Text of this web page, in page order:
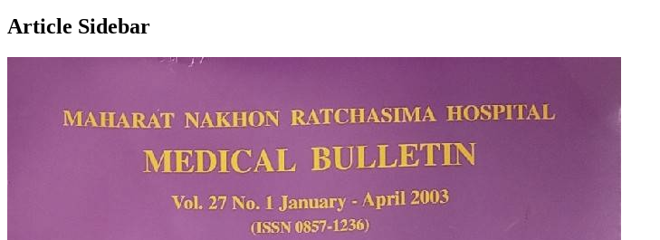
Article Sidebar